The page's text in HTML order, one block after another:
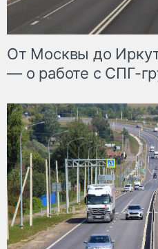
От Москвы до
— о работе с СПГ-